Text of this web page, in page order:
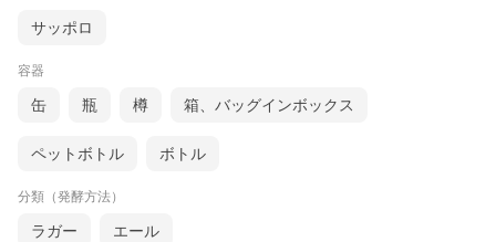
サッポロ
容器
缶 瓶 樽 箱、バッグインボックス
ペットボトル ボトル
分類（発酵方法）
ラガー エール